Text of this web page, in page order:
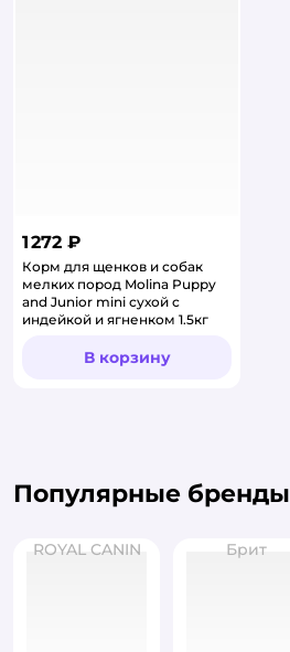
1 272 ₽
Корм для щенков и собак
мелких пород Molina Puppy
and Junior mini сухой с
индейкой и ягненком 1.5кг
В корзину
Популярные бренды
ROYAL CANIN Брит